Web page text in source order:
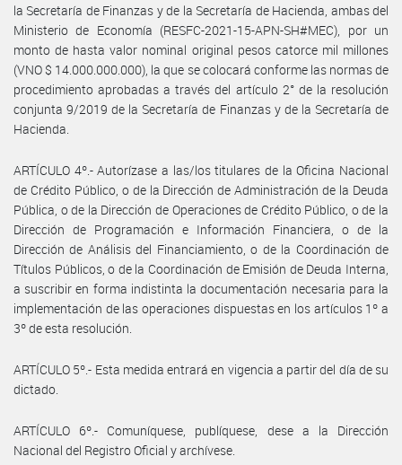
la Secretaría de Finanzas y de la Secretaría de Hacienda, ambas del
Ministerio de Economía (RESFC-2021-15-APN-SH#MEC), por un
monto de hasta valor nominal original pesos catorce mil millones
(VNO $ 14.000.000.000), la que se colocará conforme las normas de
procedimiento aprobadas a través del artículo 2° de la resolución
conjunta 9/2019 de la Secretaría de Finanzas y de la Secretaría de
Hacienda.
ARTÍCULO 4º.- Autorízase a las/los titulares de la Oficina Nacional
de Crédito Público, o de la Dirección de Administración de la Deuda
Pública, o de la Dirección de Operaciones de Crédito Público, o de la
Dirección de Programación e Información Financiera, o de la
Dirección de Análisis del Financiamiento, o de la Coordinación de
Títulos Públicos, o de la Coordinación de Emisión de Deuda Interna,
a suscribir en forma indistinta la documentación necesaria para la
implementación de las operaciones dispuestas en los artículos 1º a
3º de esta resolución.
ARTÍCULO 5º.- Esta medida entrará en vigencia a partir del día de su
dictado.
ARTÍCULO 6º.- Comuníquese, publíquese, dese a la Dirección
Nacional del Registro Oficial y archívese.